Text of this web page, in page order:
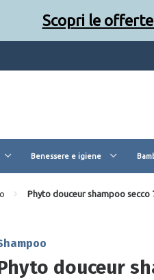
Benessere e igiene
Phyto douceur shampoo secco
douceur
Scopri le